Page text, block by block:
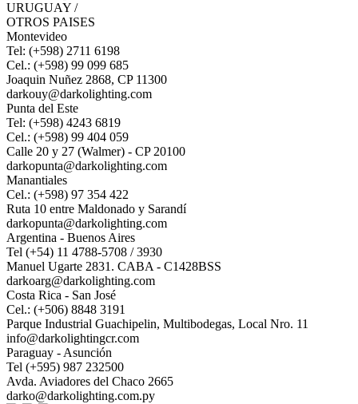
URUGUAY /
OTROS PAISES
Montevideo
Tel: (+598) 2711 6198
Cel.: (+598) 99 099 685
Joaquin Nuñez 2868, CP 11300
darkouy@darkolighting.com
Punta del Este
Tel: (+598) 4243 6819
Cel.: (+598) 99 404 059
Calle 20 y 27 (Walmer) - CP 20100
darkopunta@darkolighting.com
Manantiales
Cel.: (+598) 97 354 422
Ruta 10 entre Maldonado y Sarandí
darkopunta@darkolighting.com
Argentina - Buenos Aires
Tel (+54) 11 4788-5708 / 3930
Manuel Ugarte 2831. CABA - C1428BSS
darkoarg@darkolighting.com
Costa Rica - San José
Cel.: (+506) 8848 3191
Parque Industrial Guachipelin, Multibodegas, Local Nro. 11
info@darkolightingcr.com
Paraguay - Asunción
Tel (+595) 987 232500
Avda. Aviadores del Chaco 2665
darko@darkolighting.com.py